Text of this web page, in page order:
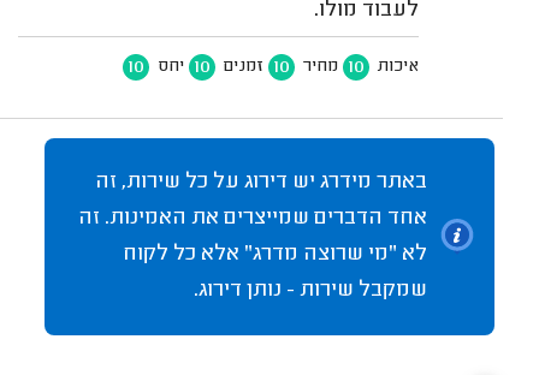
לעבוד מולו.
איכות 10 מחיר 10 זמנים 10 יחס 10
באתר מידרג יש דירוג על כל שירות, זה
אחד הדברים שמייצרים את האמינות. זה
לא "מי שרוצה מדרג" אלא כל לקוח
שמקבל שירות - נותן דירוג.